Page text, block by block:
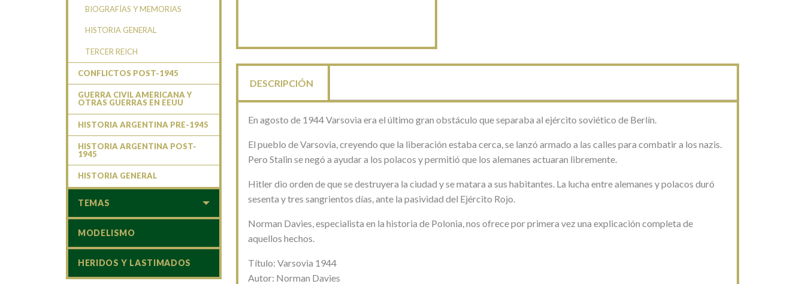
DESCRIPCIÓN
En agosto de 1944 Varsovia era el último gran obstáculo que separaba al ejército soviético de Berlín.
El pueblo de Varsovia, creyendo que la liberación estaba cerca, se lanzó armado a las calles para combatir a los nazis.
Pero Stalin se negó a ayudar a los polacos y permitió que los alemanes actuaran libremente.
Hitler dio orden de que se destruyera la ciudad y se matara a sus habitantes. La lucha entre alemanes y polacos duró
sesenta y tres sangrientos días, ante la pasividad del Ejército Rojo.
Norman Davies, especialista en la historia de Polonia, nos ofrece por primera vez una explicación completa de
aquellos hechos.
Título: Varsovia 1944
Autor: Norman Davies
BIOGRAFÍAS Y MEMORIAS
HISTORIA GENERAL
TERCER REICH
CONFLICTOS POST-1945
GUERRA CIVIL AMERICANA Y
OTRAS GUERRAS EN EEUU
HISTORIA ARGENTINA PRE-1945
HISTORIA ARGENTINA POST-
1945
HISTORIA GENERAL
TEMAS
MODELISMO
HERIDOS Y LASTIMADOS